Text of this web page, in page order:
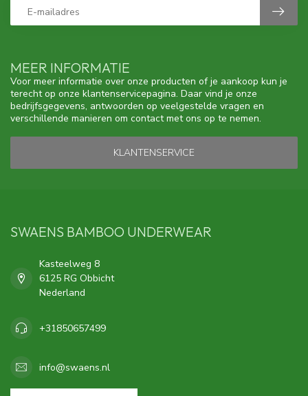
MEER INFORMATIE
Voor meer informatie over onze producten of je aankoop kun je
terecht op onze klantenservicepagina. Daar vind je onze
bedrijfsgegevens, antwoorden op veelgestelde vragen en
verschillende manieren om contact met ons op te nemen.
KLANTENSERVICE
SWAENS BAMBOO UNDERWEAR
Kasteelweg 8
6125 RG Obbicht
Nederland
+31850657499
info@swaens.nl